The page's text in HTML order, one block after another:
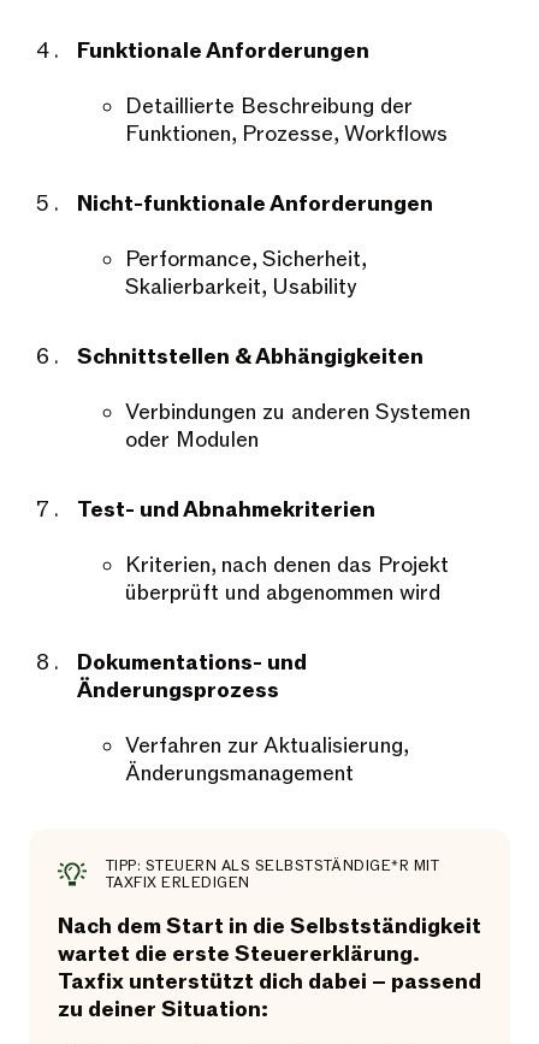
Funktionale Anforderungen
Detaillierte Beschreibung der
Funktionen, Prozesse, Workflows
Nicht-funktionale Anforderungen
Performance, Sicherheit,
Skalierbarkeit, Usability
Schnittstellen & Abhängigkeiten
Verbindungen zu anderen Systemen
oder Modulen
Test- und Abnahmekriterien
Kriterien, nach denen das Projekt
überprüft und abgenommen wird
Dokumentations- und
Änderungsprozess
Verfahren zur Aktualisierung,
Änderungsmanagement
TIPP: STEUERN ALS SELBSTSTÄNDIGE*R MIT
TAXFIX ERLEDIGEN
Nach dem Start in die Selbstständigkeit
wartet die erste Steuererklärung.
Taxfix unterstützt dich dabei – passend
zu deiner Situation: